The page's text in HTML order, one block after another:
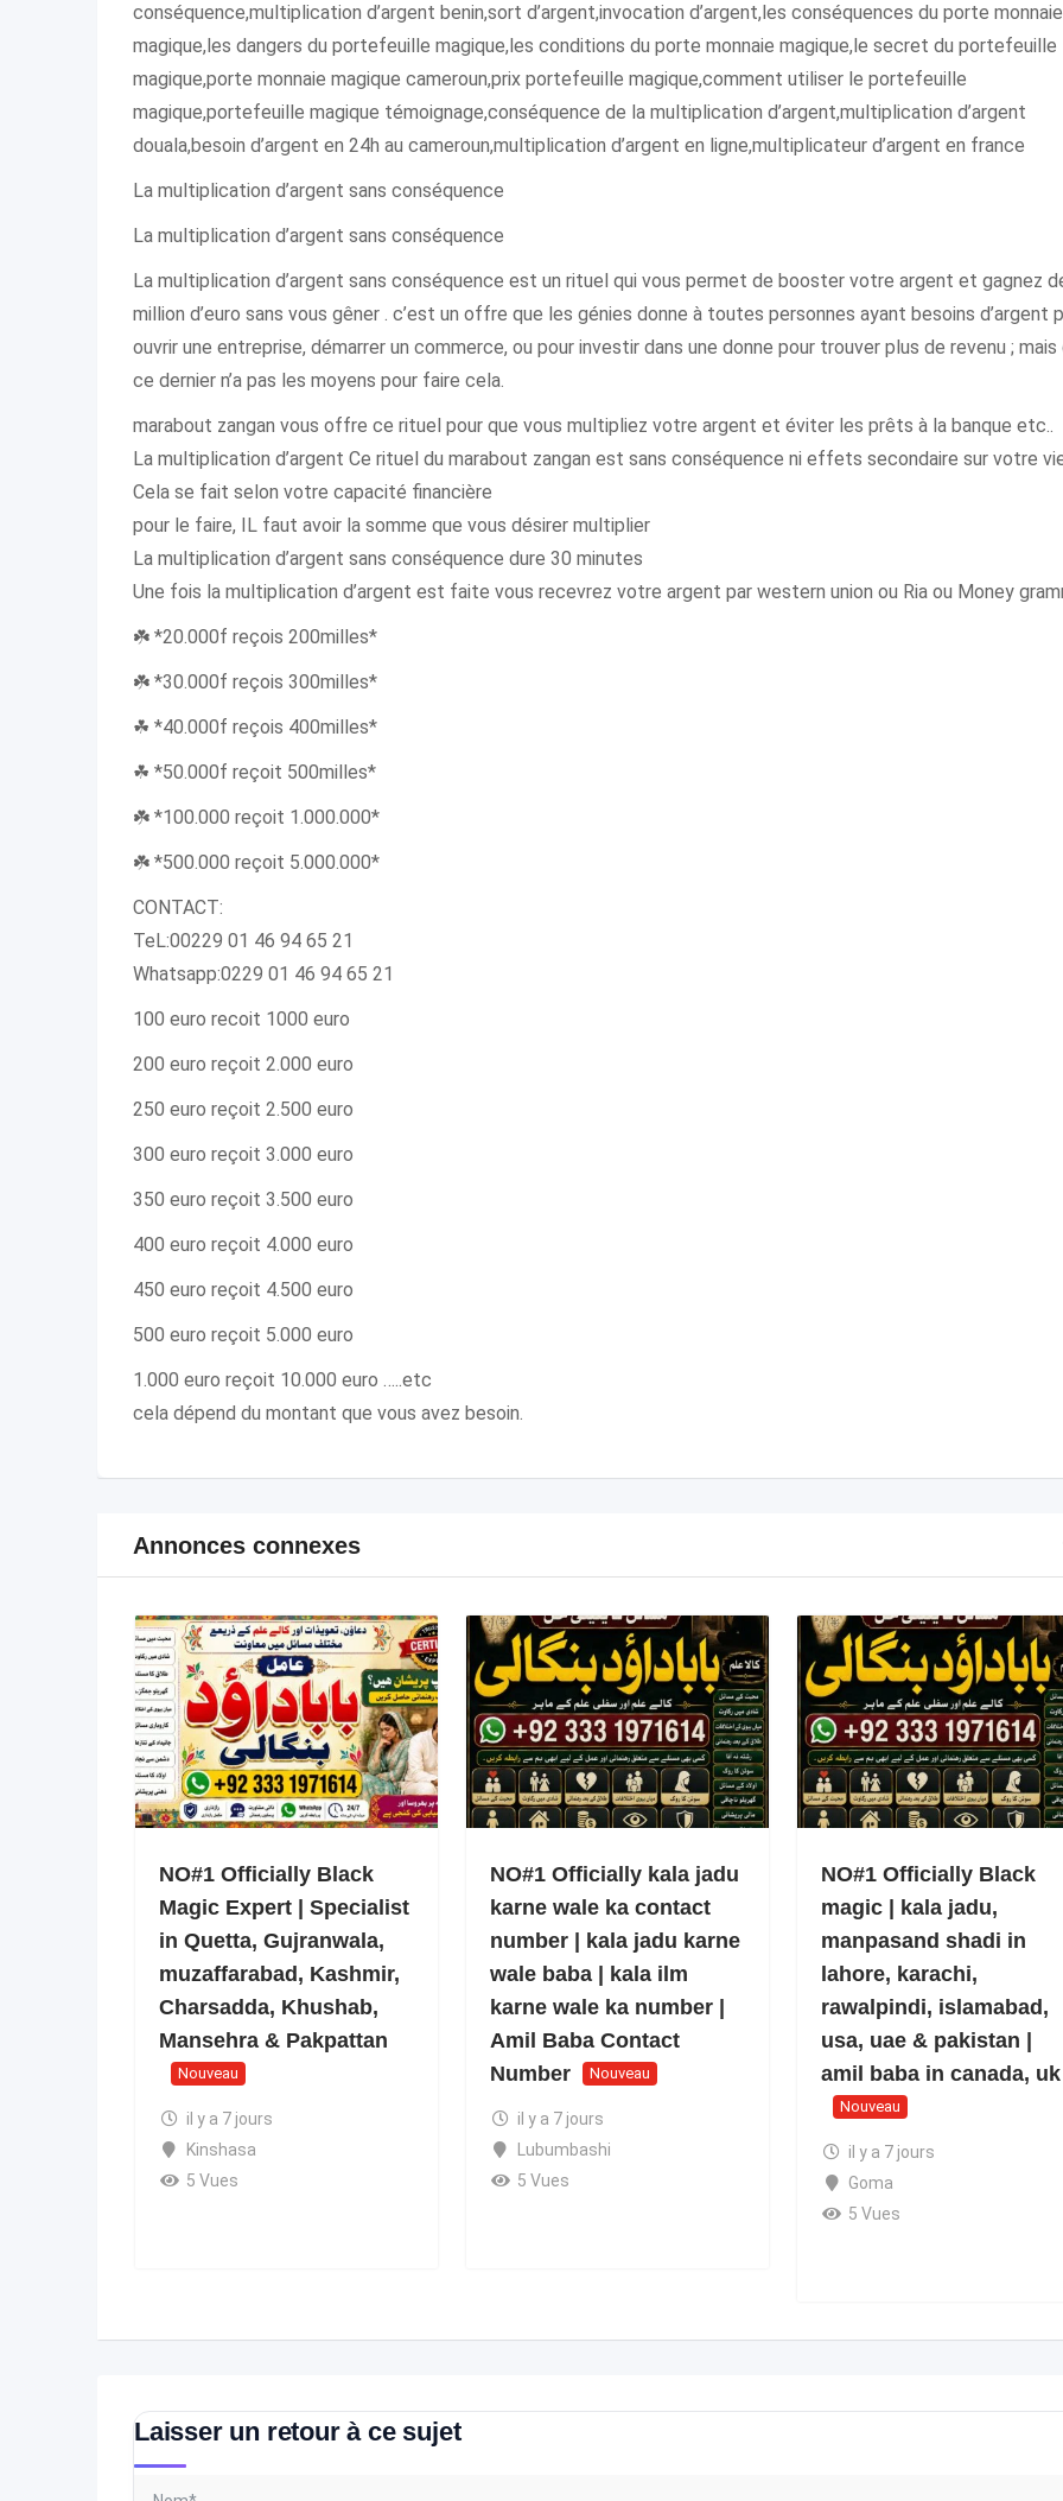
conséquence,multiplication d’argent benin,sort d’argent,invocation d’argent,les conséquences du porte monnaie
magique,les dangers du portefeuille magique,les conditions du porte monnaie magique,le secret du portefeuille
magique,porte monnaie magique cameroun,prix portefeuille magique,comment utiliser le portefeuille
magique,portefeuille magique témoignage,conséquence de la multiplication d’argent,multiplication d’argent
douala,besoin d’argent en 24h au cameroun,multiplication d’argent en ligne,multiplicateur d’argent en france
La multiplication d’argent sans conséquence
La multiplication d’argent sans conséquence
La multiplication d’argent sans conséquence est un rituel qui vous permet de booster votre argent et gagnez
million d’euro sans vous gêner . c’est un offre que les génies donne à toutes personnes ayant besoins d’argent
ouvrir une entreprise, démarrer un commerce, ou pour investir dans une donne pour trouver plus de revenu ; mais
ce dernier n’a pas les moyens pour faire cela.
marabout zangan vous offre ce rituel pour que vous multipliez votre argent et éviter les prêts à la banque etc..
La multiplication d’argent Ce rituel du marabout zangan est sans conséquence ni effets secondaire sur votre
Cela se fait selon votre capacité financière
pour le faire, IL faut avoir la somme que vous désirer multiplier
La multiplication d’argent sans conséquence dure 30 minutes
Une fois la multiplication d’argent est faite vous recevrez votre argent par western union ou Ria ou Money
☘️ *20.000f reçois 200milles*
☘️ *30.000f reçois 300milles*
☘ *40.000f reçois 400milles*
☘ *50.000f reçoit 500milles*
☘️ *100.000 reçoit 1.000.000*
☘️ *500.000 reçoit 5.000.000*
CONTACT:
TeL:00229 01 46 94 65 21
Whatsapp:0229 01 46 94 65 21
100 euro recoit 1000 euro
200 euro reçoit 2.000 euro
250 euro reçoit 2.500 euro
300 euro reçoit 3.000 euro
350 euro reçoit 3.500 euro
400 euro reçoit 4.000 euro
450 euro reçoit 4.500 euro
500 euro reçoit 5.000 euro
1.000 euro reçoit 10.000 euro …..etc
cela dépend du montant que vous avez besoin.
Annonces connexes
NO#1 Officially Black
Magic Expert | Specialist
in Quetta, Gujranwala,
muzaffarabad, Kashmir,
Charsadda, Khushab,
Mansehra & Pakpattan
Nouveau
il y a 7 jours
Kinshasa
5 Vues
NO#1 Officially kala jadu
karne wale ka contact
number | kala jadu karne
wale baba | kala ilm
karne wale ka number |
Amil Baba Contact
Number
Nouveau
il y a 7 jours
Lubumbashi
5 Vues
NO#1 Officially Black
magic | kala jadu,
manpasand shadi in
lahore, karachi,
rawalpindi, islamabad,
usa, uae & pakistan |
amil baba in canada, uk
Nouveau
il y a 7 jours
Goma
5 Vues
Laisser un retour à ce sujet